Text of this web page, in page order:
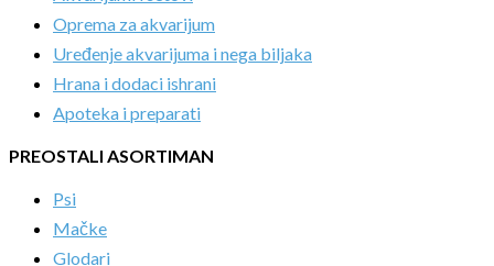
Oprema za akvarijum
Uređenje akvarijuma i nega biljaka
Hrana i dodaci ishrani
Apoteka i preparati
PREOSTALI ASORTIMAN
Psi
Mačke
Glodari